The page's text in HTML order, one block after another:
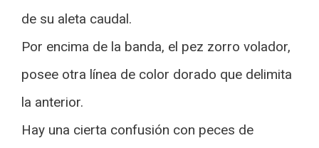
de su aleta caudal.
Por encima de la banda, el pez zorro volador,
posee otra línea de color dorado que delimita
la anterior.
Hay una cierta confusión con peces de